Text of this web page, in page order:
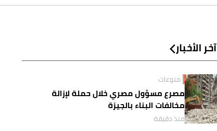
آخر الأخبار
منوعات
مصرع مسؤول مصري خلال حملة لإزالة
مخالفات البناء بالجيزة
منذ دقيقة